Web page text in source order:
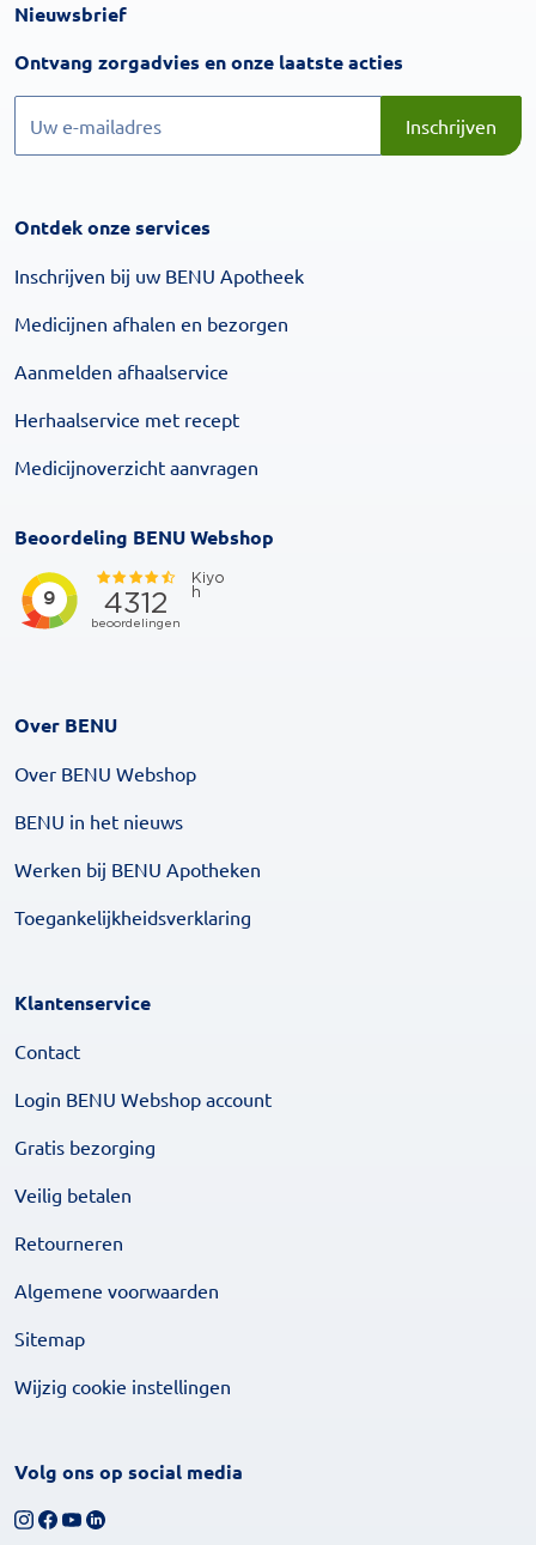
Nieuwsbrief
Ontvang zorgadvies en onze laatste acties
Inschrijven
Ontdek onze services
Inschrijven bij uw BENU Apotheek
Medicijnen afhalen en bezorgen
Aanmelden afhaalservice
Herhaalservice met recept
Medicijnoverzicht aanvragen
Beoordeling BENU Webshop
Over BENU
Over BENU Webshop
BENU in het nieuws
Werken bij BENU Apotheken
Toegankelijkheidsverklaring
Klantenservice
Contact
Login BENU Webshop account
Gratis bezorging
Veilig betalen
Retourneren
Algemene voorwaarden
Sitemap
Wijzig cookie instellingen
Volg ons op social media
Volg ons op Instagram
Volg ons op Facebook
Bekijk ons YouTube-kanaal
Volg ons op LinkedIn